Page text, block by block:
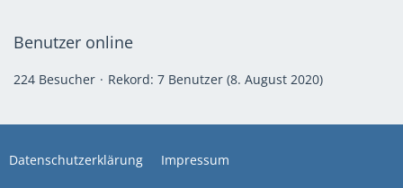
Benutzer online
224 Besucher Rekord: 7 Benutzer (8. August 2020)
Datenschutzerklärung Impressum